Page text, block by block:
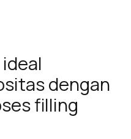
dengan
filling